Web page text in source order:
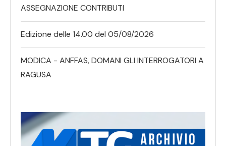
ASSEGNAZIONE CONTRIBUTI
Edizione delle 14.00 del 05/08/2026
MODICA - ANFFAS, DOMANI GLI INTERROGATORI A
RAGUSA